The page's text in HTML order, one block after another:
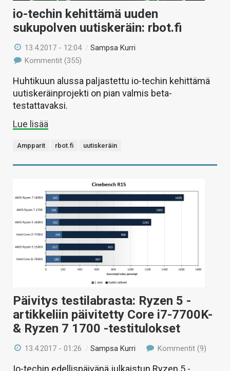
io-techin kehittämä uuden
sukupolven uutiskeräin: rbot.fi
13.4.2017 - 12:04 /Sampsa Kurri
Kommentit (355)
Huhtikuun alussa paljastettu io-techin kehittämä
uutiskeräinprojekti on pian valmis beta-
testattavaksi.
Lue lisää
Ampparit rbot.fi uutiskeräin
Päivitys testilabrasta: Ryzen 5 -
artikkeliin päivitetty Core i7-7700K-
& Ryzen 7 1700 -testitulokset
13.4.2017 - 01:26 /Sampsa Kurri Kommentit (9)